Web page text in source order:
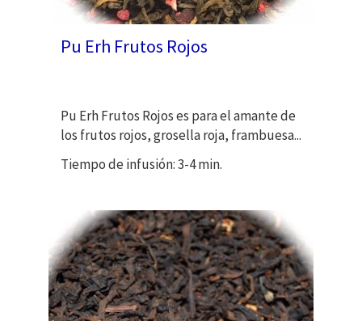
Pu Erh Frutos Rojos
Pu Erh Frutos Rojos es para el amante de
los frutos rojos, grosella roja, frambuesa...
Tiempo de infusión: 3-4 min.